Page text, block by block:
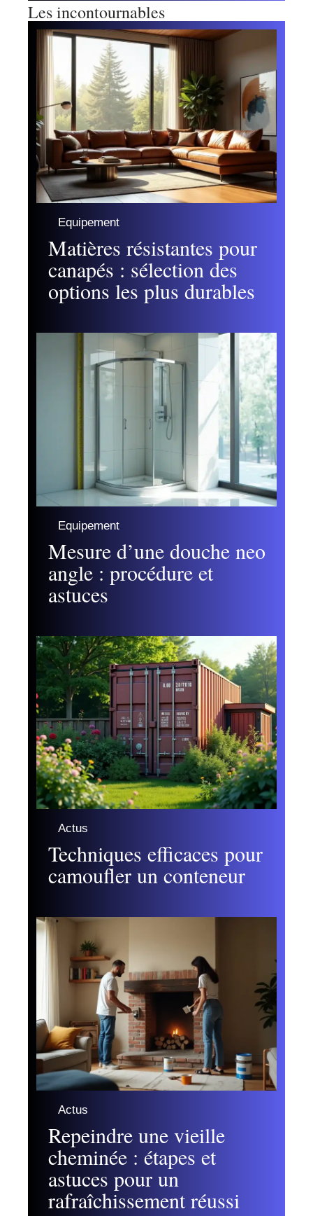
Les incontournables
Equipement
Matières résistantes pour
canapés : sélection des
options les plus durables
Equipement
Mesure d’une douche neo
angle : procédure et
astuces
Actus
Techniques efficaces pour
camoufler un conteneur
Actus
Repeindre une vieille
cheminée : étapes et
astuces pour un
rafraîchissement réussi